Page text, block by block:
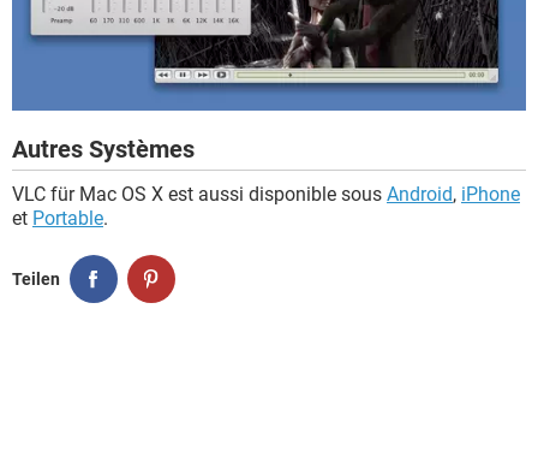
Autres Systèmes
VLC für Mac OS X est aussi disponible sous Android, iPhone
et Portable.
Teilen